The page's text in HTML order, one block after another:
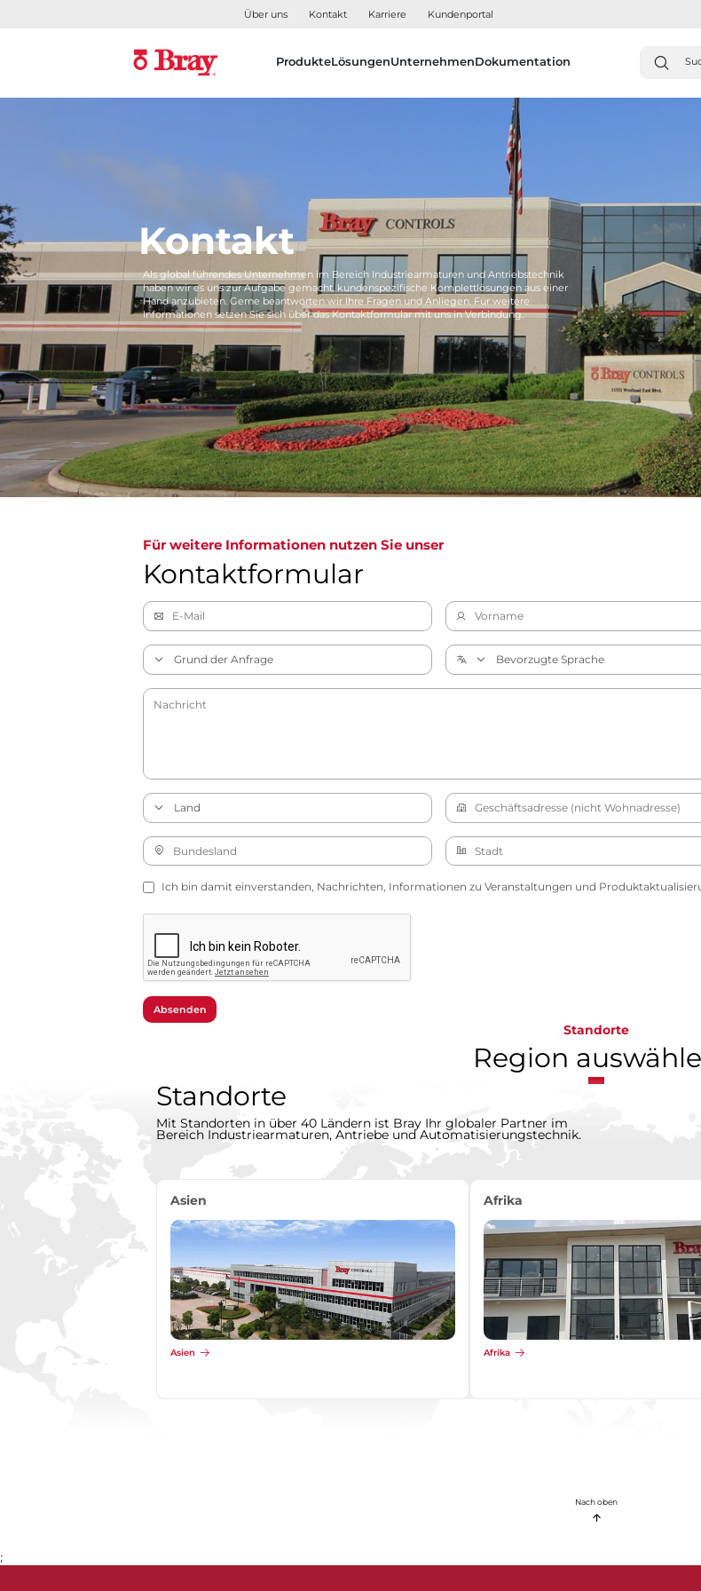
Über uns Kontakt Karriere Kundenportal
ProdukteLösungenUnternehmenDokumentation
Kontakt
Als global führendes Unternehmen im Bereich Industriearmaturen und Antriebstechnik
haben wir es uns zur Aufgabe gemacht, kundenspezifische Komplettlösungen aus einer
Hand anzubieten. Gerne beantworten wir Ihre Fragen und Anliegen. Für weitere
Informationen setzen Sie sich über das Kontaktformular mit uns in Verbindung.
Für weitere Informationen nutzen Sie unser
Kontaktformular
Ich bin damit einverstanden, Nachrichten, Informationen zu Veranstaltungen und
Absenden
Standorte
Region
Standorte
Mit Standorten in über 40 Ländern ist Bray Ihr globaler Partner im
Bereich Industriearmaturen, Antriebe und Automatisierungstechnik.
Asien
Asien
Afrika
Afrika
Nach oben
;